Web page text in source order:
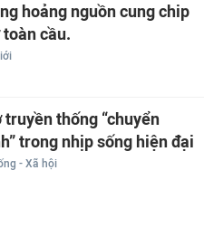
hoảng nguồn cung chip
toàn cầu.
truyền thống “chuyển
trong nhịp sống hiện đại
- Xã hội